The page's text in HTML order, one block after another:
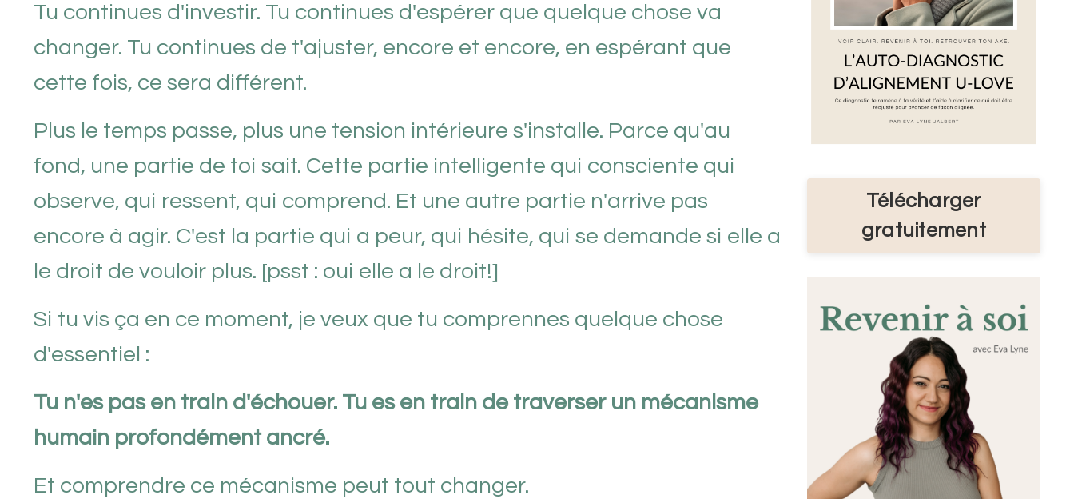
Tu continues d'investir. Tu continues d'espérer que quelque chose va
changer. Tu continues de t'ajuster, encore et encore, en espérant que
cette fois, ce sera différent.
Plus le temps passe, plus une tension intérieure s'installe. Parce qu'au
fond, une partie de toi sait. Cette partie intelligente qui consciente qui
observe, qui ressent, qui comprend. Et une autre partie n'arrive pas
encore à agir. C'est la partie qui a peur, qui hésite, qui se demande si elle a
le droit de vouloir plus. [psst : oui elle a le droit!]
Si tu vis ça en ce moment, je veux que tu comprennes quelque chose
d'essentiel :
Tu n'es pas en train d'échouer. Tu es en train de traverser un mécanisme
humain profondément ancré.
Et comprendre ce mécanisme peut tout changer.
Télécharger
gratuitement